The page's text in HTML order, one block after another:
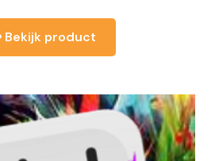
Bekijk product